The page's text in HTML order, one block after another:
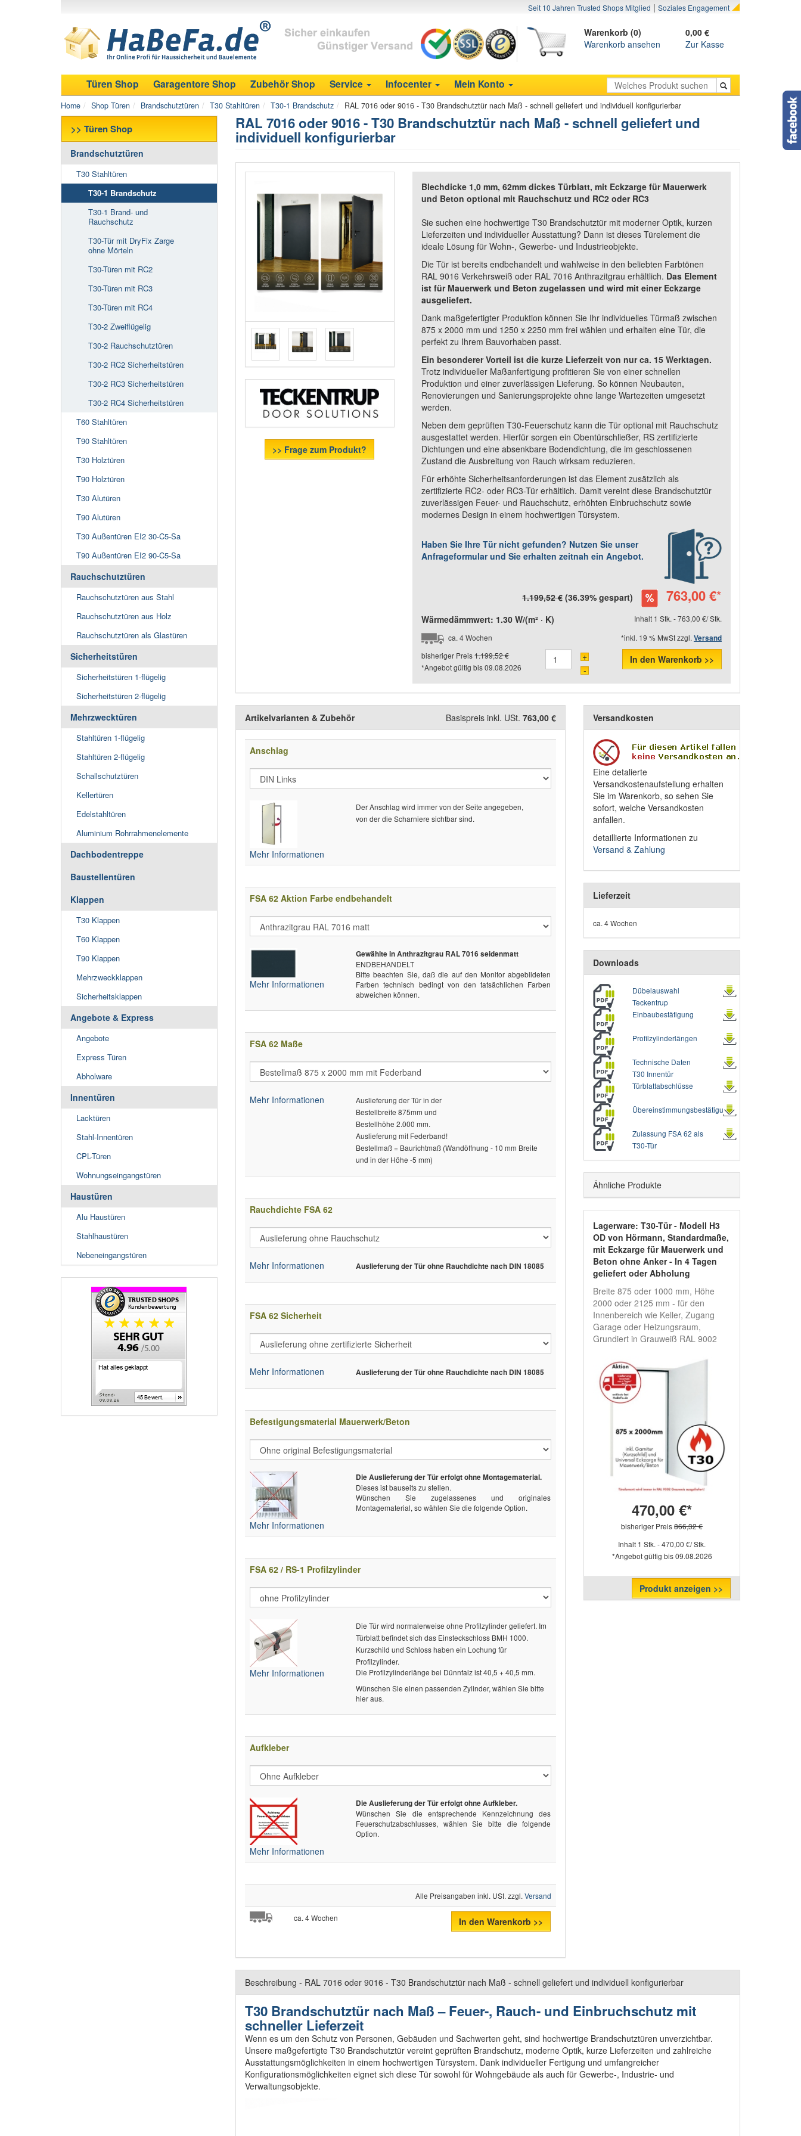
Seit 10 Jahren Trusted Shops Mitglied | Soziales Engagement
Warenkorb (0)
0,00 €
Warenkorb ansehen
Zur Kasse
Türen Shop Garagentore Shop Zubehör Shop Service Infocenter Mein Konto
Home Shop Türen Brandschutztüren T30 Stahltüren T30-1 Brandschutz RAL 7016 oder 9016 - T30 Brandschutztür nach Maß - schnell geliefert und individuell konfigurierbar
>> Türen Shop
Brandschutztüren
T30 Stahltüren
T30-1 Brandschutz
T30-1 Brand- und
Rauchschutz
T30-Tür mit DryFix Zarge
ohne Mörteln
T30-Türen mit RC2
T30-Türen mit RC3
T30-Türen mit RC4
T30-2 Zweiflügelig
T30-2 Rauchschutztüren
T30-2 RC2 Sicherheitstüren
T30-2 RC3 Sicherheitstüren
T30-2 RC4 Sicherheitstüren
T60 Stahltüren
T90 Stahltüren
T30 Holztüren
T90 Holztüren
T30 Alutüren
T90 Alutüren
T30 Außentüren EI2 30-C5-Sa
T90 Außentüren EI2 90-C5-Sa
Rauchschutztüren
Rauchschutztüren aus Stahl
Rauchschutztüren aus Holz
Rauchschutztüren als Glastüren
Sicherheitstüren
Sicherheitstüren 1-flügelig
Sicherheitstüren 2-flügelig
Mehrzwecktüren
Stahltüren 1-flügelig
Stahltüren 2-flügelig
Schallschutztüren
Kellertüren
Edelstahltüren
Aluminium Rohrrahmenelemente
Dachbodentreppe
Baustellentüren
Klappen
T30 Klappen
T60 Klappen
T90 Klappen
Mehrzweckklappen
Sicherheitsklappen
Angebote & Express
Angebote
Express Türen
Abholware
Innentüren
Lacktüren
Stahl-Innentüren
CPL-Türen
Wohnungseingangstüren
Haustüren
Alu Haustüren
Stahlhaustüren
Nebeneingangstüren
RAL 7016 oder 9016 - T30 Brandschutztür nach Maß - schnell geliefert und
individuell konfigurierbar
>> Frage zum Produkt?
Blechdicke 1,0 mm, 62mm dickes Türblatt, mit Eckzarge für Mauerwerk
und Beton optional mit Rauchschutz und RC2 oder RC3
Sie suchen eine hochwertige T30 Brandschutztür mit moderner Optik, kurzen
Lieferzeiten und individueller Ausstattung? Dann ist dieses Türelement die
ideale Lösung für Wohn-, Gewerbe- und Industrieobjekte.
Die Tür ist bereits endbehandelt und wahlweise in den beliebten Farbtönen
RAL 9016 Verkehrsweiß oder RAL 7016 Anthrazitgrau erhältlich. Das Element
ist für Mauerwerk und Beton zugelassen und wird mit einer Eckzarge
ausgeliefert.
Dank maßgefertigter Produktion können Sie Ihr individuelles Türmaß zwischen
875 x 2000 mm und 1250 x 2250 mm frei wählen und erhalten eine Tür, die
perfekt zu Ihrem Bauvorhaben passt.
Ein besonderer Vorteil ist die kurze Lieferzeit von nur ca. 15 Werktagen.
Trotz individueller Maßanfertigung profitieren Sie von einer schnellen
Produktion und einer zuverlässigen Lieferung. So können Neubauten,
Renovierungen und Sanierungsprojekte ohne lange Wartezeiten umgesetzt
werden.
Neben dem geprüften T30-Feuerschutz kann die Tür optional mit Rauchschutz
ausgestattet werden. Hierfür sorgen ein Obentürschließer, RS zertifizierte
Dichtungen und eine absenkbare Bodendichtung, die im geschlossenen
Zustand die Ausbreitung von Rauch wirksam reduzieren.
Für erhöhte Sicherheitsanforderungen ist das Element zusätzlich als
zertifizierte RC2- oder RC3-Tür erhältlich. Damit vereint diese Brandschutztür
zuverlässigen Feuer- und Rauchschutz, erhöhten Einbruchschutz sowie
modernes Design in einem hochwertigen Türsystem.
Haben Sie Ihre Tür nicht gefunden? Nutzen Sie unser
Anfrageformular und Sie erhalten zeitnah ein Angebot.
1.199,52 €(36.39% gespart) 763,00 €*
Wärmedämmwert: 1.30 W/(m² · K)
Inhalt 1 Stk. - 763,00 €/ Stk.
ca. 4 Wochen
*inkl. 19 % MwSt zzgl.Versand
bisheriger Preis1.199,52 €
*Angebot gültig bis09.08.2026
+
-
In den Warenkorb >>
Artikelvarianten & Zubehör Basispreis inkl. USt.763,00 €
Anschlag
Mehr Informationen
Der Anschlag wird immer von der Seite angegeben,
von der die Scharniere sichtbar sind.
FSA 62 Aktion Farbe endbehandelt
Mehr Informationen
Gewählte in Anthrazitgrau RAL 7016 seidenmatt
ENDBEHANDELT
Bitte beachten Sie, daß die auf den Monitor abgebildeten
Farben technisch bedingt von den tatsächlichen Farben
abweichen können.
FSA 62 Maße
Mehr Informationen
Auslieferung der Tür in der
Bestellbreite 875mm und
Bestellhöhe 2.000 mm.
Auslieferung mit Federband!
Bestellmaß = Baurichtmaß (Wandöffnung - 10 mm Breite
und in der Höhe -5 mm)
Rauchdichte FSA 62
Mehr Informationen Auslieferung der Tür ohne Rauchdichte nach DIN 18085
FSA 62 Sicherheit
Mehr Informationen Auslieferung der Tür ohne Rauchdichte nach DIN 18085
Befestigungsmaterial Mauerwerk/Beton
Mehr Informationen
Die Auslieferung der Tür erfolgt ohne Montagematerial.
Dieses ist bauseits zu stellen.
Wünschen Sie zugelassenes und originales
Montagematerial, so wählen Sie die folgende Option.
FSA 62 / RS-1 Profilzylinder
Mehr Informationen
Die Tür wird normalerweise ohne Profilzylinder geliefert. Im
Türblatt befindet sich das Einsteckschloss BMH 1000.
Kurzschild und Schloss haben ein Lochung für
Profilzylinder.
Die Profilzylinderlänge bei Dünnfalz ist 40,5 + 40,5 mm.
Wünschen Sie einen passenden Zylinder, wählen Sie bitte
hier aus.
Aufkleber
Mehr Informationen
Die Auslieferung der Tür erfolgt ohne Aufkleber.
Wünschen Sie die entsprechende Kennzeichnung des
Feuerschutzabschlusses, wählen Sie bitte die folgende
Option.
Alle Preisangaben inkl. USt. zzgl. Versand
ca. 4 Wochen In den Warenkorb >>
Versandkosten
Eine detalierte
Versandkostenaufstellung erhalten
Sie im Warenkorb, so sehen Sie
sofort, welche Versandkosten
anfallen.
detaillierte Informationen zu
Versand & Zahlung
Lieferzeit
ca. 4 Wochen
Downloads
Dübelauswahl
Teckentrup
Einbaubestätigung
Profilzylinderlängen
Technische Daten
T30 Innentür
Türblattabschlüsse
Übereinstimmungsbestätigung
Zulassung FSA 62 als
T30-Tür
Ähnliche Produkte
Lagerware: T30-Tür - Modell H3
OD von Hörmann, Standardmaße,
mit Eckzarge für Mauerwerk und
Beton ohne Anker - In 4 Tagen
geliefert oder Abholung
Breite 875 oder 1000 mm, Höhe
2000 oder 2125 mm - für den
Innenbereich wie Keller, Zugang
Garage oder Heizungsraum,
Grundiert in Grauweiß RAL 9002
470,00 €*
bisheriger Preis866,32 €
Inhalt 1 Stk. - 470,00 €/ Stk.
*Angebot gültig bis 09.08.2026
Produkt anzeigen >>
Beschreibung - RAL 7016 oder 9016 - T30 Brandschutztür nach Maß - schnell geliefert und individuell konfigurierbar
T30 Brandschutztür nach Maß – Feuer-, Rauch- und Einbruchschutz mit
schneller Lieferzeit
Wenn es um den Schutz von Personen, Gebäuden und Sachwerten geht, sind hochwertige Brandschutztüren unverzichtbar.
Unsere maßgefertigte T30 Brandschutztür vereint geprüften Brandschutz, moderne Optik, kurze Lieferzeiten und zahlreiche
Ausstattungsmöglichkeiten in einem hochwertigen Türsystem. Dank individueller Fertigung und umfangreicher
Konfigurationsmöglichkeiten eignet sich diese Tür sowohl für Wohngebäude als auch für Gewerbe-, Industrie- und
Verwaltungsobjekte.